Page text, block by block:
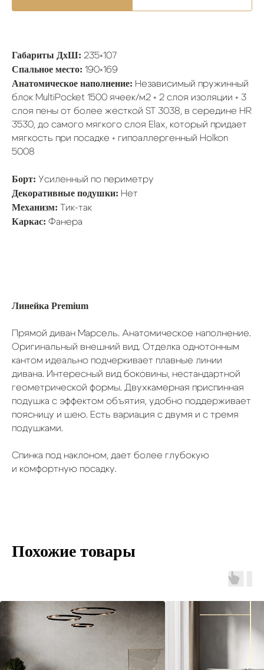
Габариты ДхШ: 235×107
Спальное место: 190×169
Анатомическое наполнение: Независимый пружинный
блок MultiPocket 1500 ячеек/м2 + 2 слоя изоляции + 3
слоя пены от более жесткой ST 3038, в середине HR
3530, до самого мягкого слоя Elax, который придает
мягкость при посадке + гипоаллергенный Holkon
5008
Борт: Усиленный по периметру
Декоративные подушки: Нет
Механизм: Тик-так
Каркас: Фанера
Линейка Premium
Прямой диван Марсель. Анатомическое наполнение.
Оригинальный внешний вид. Отделка однотонным
кантом идеально подчеркивает плавные линии
дивана. Интересный вид боковины, нестандартной
геометрической формы. Двухкамерная приспинная
подушка с эффектом объятия, удобно поддерживает
поясницу и шею. Есть вариация с двумя и с тремя
подушками.
Спинка под наклоном, дает более глубокую
и комфортную посадку.
Похожие товары